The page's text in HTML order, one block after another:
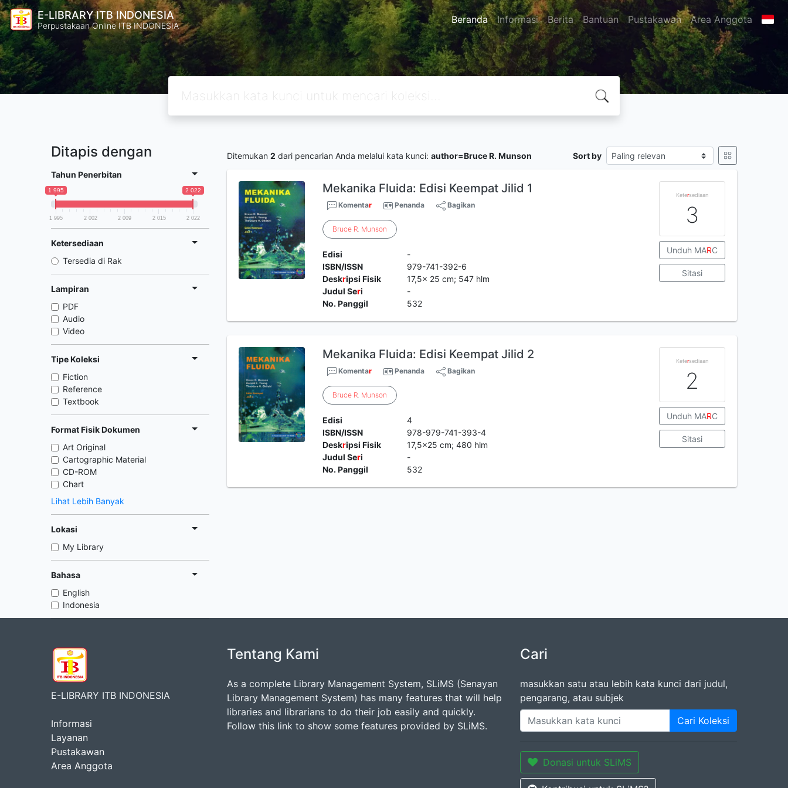
E-LIBRARY ITB INDONESIA
Perpustakaan Online ITB INDONESIA Beranda Informasi Berita Bantuan Pustakawan Area Anggota
Ditapis dengan
Tahun Penerbitan
1 995 2 022
1 995 2 002 2 009 2 015 2 022
Ketersediaan
Tersedia di Rak
Lampiran
PDF
Audio
Video
Tipe Koleksi
Fiction
Reference
Textbook
Format Fisik Dokumen
Art Original
Cartographic Material
CD-ROM
Chart
Lihat Lebih Banyak
Lokasi
My Library
Bahasa
English
Indonesia
Ditemukan 2 dari pencarian Anda melalui kata kunci: author=Bruce R. Munson Sort by
Mekanika Fluida: Edisi Keempat Jilid 1
Komentar Penanda Bagikan
Bruce R. Munson
Edisi
-
ISBN/ISSN
979-741-392-6
Deskripsi Fisik
17,5x 25 cm; 547 hlm
Judul Seri
-
No. Panggil
532
Ketersediaan
3
Unduh MARC
Sitasi
Mekanika Fluida: Edisi Keempat Jilid 2
Komentar Penanda Bagikan
Bruce R. Munson
Edisi
4
ISBN/ISSN
978-979-741-393-4
Deskripsi Fisik
17,5x25 cm; 480 hlm
Judul Seri
-
No. Panggil
532
Ketersediaan
2
Unduh MARC
Sitasi
E-LIBRARY ITB INDONESIA
Informasi
Layanan
Pustakawan
Area Anggota
Tentang Kami
As a complete Library Management System, SLiMS (Senayan
Library Management System) has many features that will help
libraries and librarians to do their job easily and quickly.
Follow this link to show some features provided by SLiMS.
Cari
masukkan satu atau lebih kata kunci dari judul,
pengarang, atau subjek
Cari Koleksi
Donasi untuk SLiMS